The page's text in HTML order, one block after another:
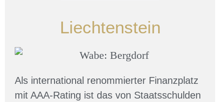
Liechtenstein
Als international renommierter Finanzplatz
mit AAA-Rating ist das von Staatsschulden